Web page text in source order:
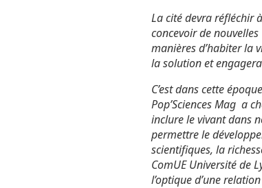
La cité devra réfléchir
concevoir de nouvelles
manières d’habiter la
la solution et
C’est dans cette
Pop’Sciences Mag a
inclure le vivant dans
permettre le
scientifiques, la
ComUE Université de
l’optique d’une